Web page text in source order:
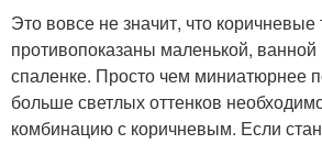
Это вовсе не значит, что коричневые
противопоказаны маленькой,
спаленке. Просто чем миниатюрнее
больше светлых оттенков
комбинацию с коричневым. Если